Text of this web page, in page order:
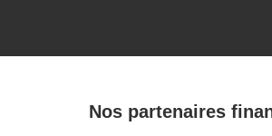
Nos partenaires